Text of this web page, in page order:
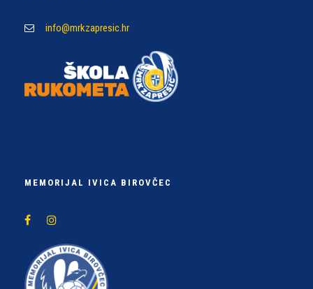
info@mrkzapresic.hr
MEMORIJAL IVICA BIROVČEC